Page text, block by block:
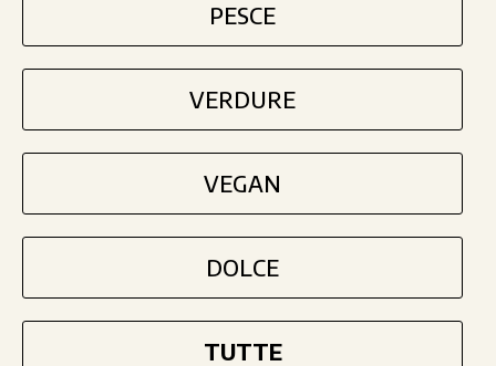
PESCE
VERDURE
VEGAN
DOLCE
TUTTE